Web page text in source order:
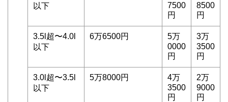
以下
7500
円
8500
円
3.5l超〜4.0l
以下
6万6500円
5万
0000
円
3万
3500
円
3.0l超〜3.5l
以下
5万8000円
4万
3500
円
2万
9000
円